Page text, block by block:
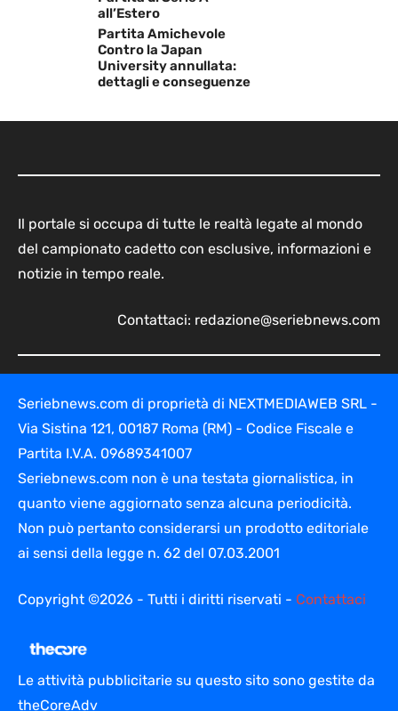
all’Estero
Partita Amichevole
Contro la Japan
University annullata:
dettagli e conseguenze
Il portale si occupa di tutte le realtà legate al mondo
del campionato cadetto con esclusive, informazioni e
notizie in tempo reale.
Contattaci: redazione@seriebnews.com
Seriebnews.com di proprietà di NEXTMEDIAWEB SRL -
Via Sistina 121, 00187 Roma (RM) - Codice Fiscale e
Partita I.V.A. 09689341007
Seriebnews.com non è una testata giornalistica, in
quanto viene aggiornato senza alcuna periodicità.
Non può pertanto considerarsi un prodotto editoriale
ai sensi della legge n. 62 del 07.03.2001
Copyright ©2026 - Tutti i diritti riservati - Contattaci
Le attività pubblicitarie su questo sito sono gestite da
theCoreAdv